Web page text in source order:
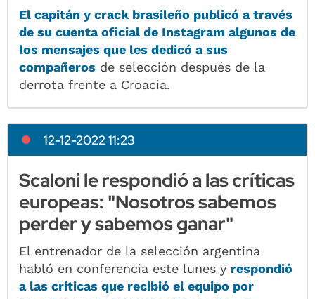
El capitán y crack brasileño publicó a través
de su cuenta oficial de Instagram algunos de
los mensajes que les dedicó a sus
compañeros de selección después de la
derrota frente a Croacia.
12-12-2022 11:23
Scaloni le respondió a las críticas
europeas: "Nosotros sabemos
perder y sabemos ganar"
El entrenador de la selección argentina
habló en conferencia este lunes y respondió
a las críticas que recibió el equipo por